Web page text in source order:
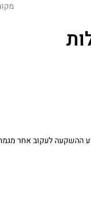
ההשקעה לעקוב אחר